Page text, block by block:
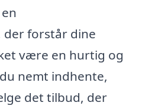
der forstår dine
være en hurtig og
nemt indhente,
det tilbud, der